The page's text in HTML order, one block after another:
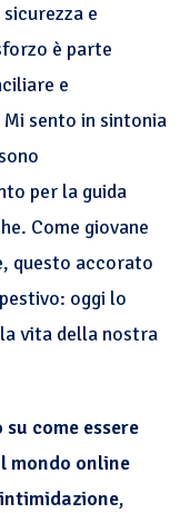
e
è parte
e
sento in sintonia
per la guida
Come giovane
questo accorato
oggi lo
vita della nostra
come essere
mondo online